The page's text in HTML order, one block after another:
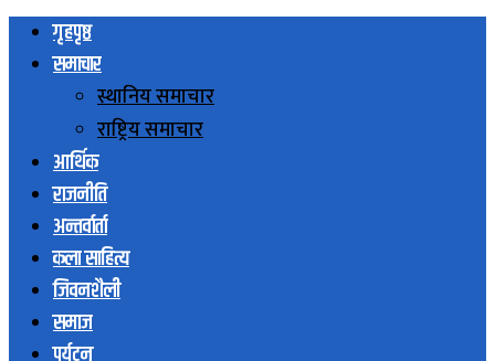
गृहपृष्ठ
समाचार
स्थानिय समाचार
राष्ट्रिय समाचार
आर्थिक
राजनीति
अन्तर्वार्ता
कला साहित्य
जिवनशैली
समाज